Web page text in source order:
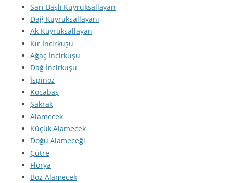
Sarı Başlı Kuyruksallayan
Dağ Kuyruksallayanı
Ak Kuyruksallayan
Kır İncirkuşu
Ağaç İncirkuşu
Dağ İncirkuşu
İspinoz
Kocabaş
Şakrak
Alamecek
Küçük Alamecek
Doğu Alameceği
Çütre
Florya
Boz Alamecek